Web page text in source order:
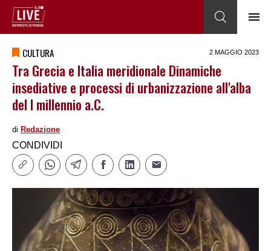
CULTURA 2 MAGGIO 2023
Tra Grecia e Italia meridionale Dinamiche
insediative e processi di urbanizzazione all'alba
del I millennio a.C.
di Redazione
CONDIVIDI